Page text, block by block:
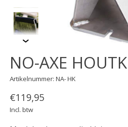
NO-AXE
Artikelnummer: NA- HK
€119,95
Incl. btw